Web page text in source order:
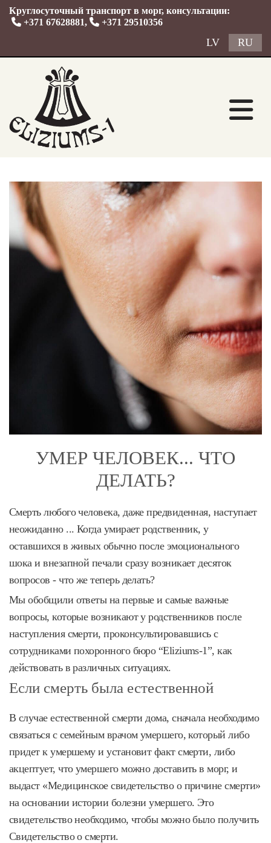
Круглосуточный транспорт в морг, консультации:
 +371 67628881,  +371 29510356
LV RU
УМЕР ЧЕЛОВЕК... ЧТО
ДЕЛАТЬ?
Смерть любого человека, даже предвиденная, наступает
неожиданно ... Когда умирает родственник, у
оставшихся в живых обычно после эмоционального
шока и внезапной печали сразу возникает десяток
вопросов - что же теперь делать?
Мы обобщили ответы на первые и самые важные
вопросы, которые возникают у родственников после
наступления смерти, проконсультировавшись с
сотрудниками похоронного бюро “Eliziums-1”, как
действовать в различных ситуациях.
Если смерть была естественной
В случае естественной смерти дома, сначала необходимо
связаться с семейным врачом умершего, который либо
придет к умершему и установит факт смерти, либо
акцептует, что умершего можно доставить в морг, и
выдаст «Медицинское свидетельство о причине смерти»
на основании истории болезни умершего. Это
свидетельство необходимо, чтобы можно было получить
Свидетельство о смерти.